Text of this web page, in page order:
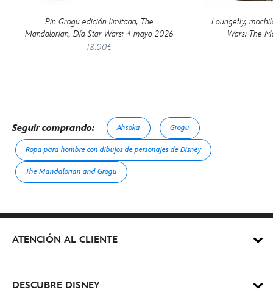
Pin Grogu edición limitada, The
Mandalorian, Día Star Wars: 4 mayo 2026
18.00€
Loungefly,
Wars: The
Seguir comprando: Ahsoka Grogu
Ropa para hombre con dibujos de personajes de Disney
The Mandalorian and Grogu
ATENCIÓN AL CLIENTE
DESCUBRE DISNEY